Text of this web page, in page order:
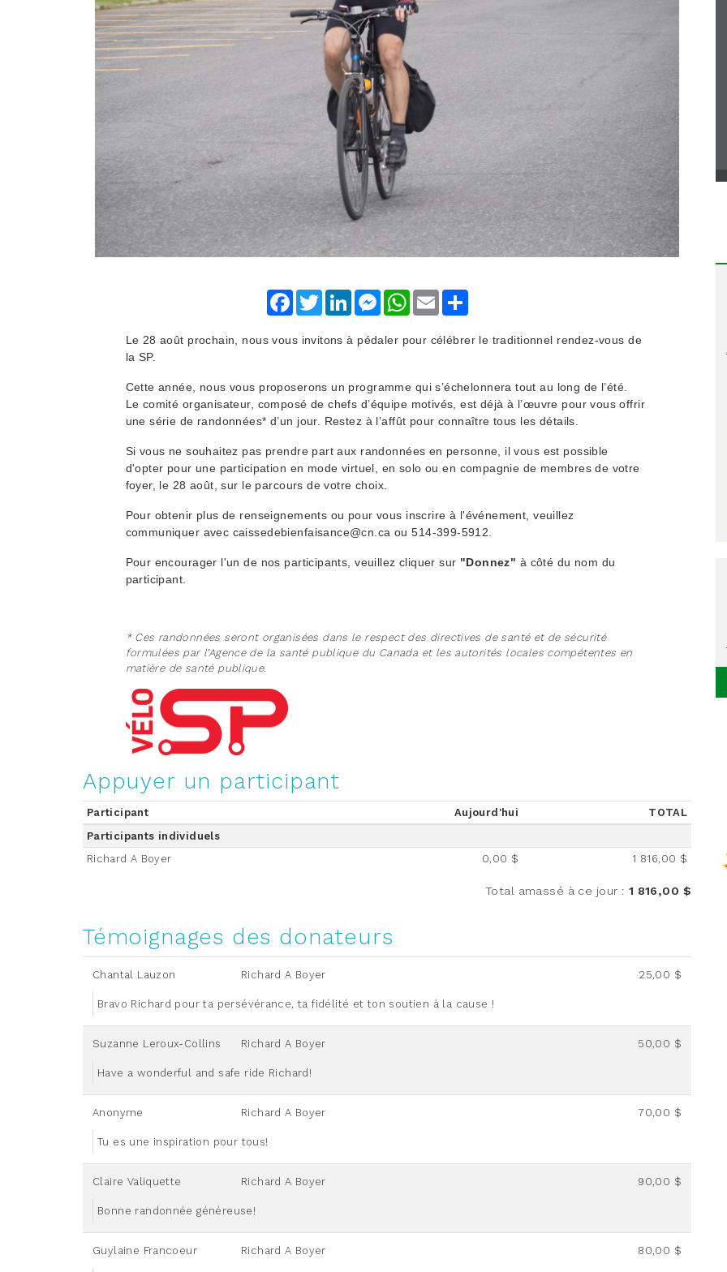
FacebookTwitterLinkedInMessengerWhatsApp
Email
Le 28 août prochain, nous vous invitons à pédaler pour célébrer le traditionnel rendez-vous de
la SP.
Cette année, nous vous proposerons un programme qui s’échelonnera tout au long de l’été.
Le comité organisateur, composé de chefs d’équipe motivés, est déjà à l’œuvre pour vous offrir
une série de randonnées* d’un jour. Restez à l’affût pour connaître tous les détails.
Si vous ne souhaitez pas prendre part aux randonnées en personne, il vous est possible
d'opter pour une participation en mode virtuel, en solo ou en compagnie de membres de votre
foyer, le 28 août, sur le parcours de votre choix.
Pour obtenir plus de renseignements ou pour vous inscrire à l'événement, veuillez
communiquer avec caissedebienfaisance@cn.ca ou 514-399-5912.
Pour encourager l'un de nos participants, veuillez cliquer sur "Donnez" à côté du nom du
participant.
* Ces randonnées seront organisées dans le respect des directives de santé et de sécurité
formulées par l’Agence de la santé publique du Canada et les autorités locales compétentes en
matière de santé publique.
Appuyer un participant
Participant Aujourd'hui
TOTAL
Participants individuels
Richard A Boyer
0,00 $ 1 816,00 $
Total amassé à ce jour : 1 816,00 $
Témoignages des donateurs
Chantal Lauzon Richard A Boyer 25,00 $
Bravo Richard pour ta persévérance, ta fidélité et ton soutien à la cause !
Suzanne Leroux-Collins Richard A Boyer 50,00 $
Have a wonderful and safe ride Richard!
Anonyme Richard A Boyer 70,00 $
Tu es une inspiration pour tous!
Claire Valiquette Richard A Boyer 90,00 $
Bonne randonnée généreuse!
Guylaine Francoeur Richard A Boyer 80,00 $